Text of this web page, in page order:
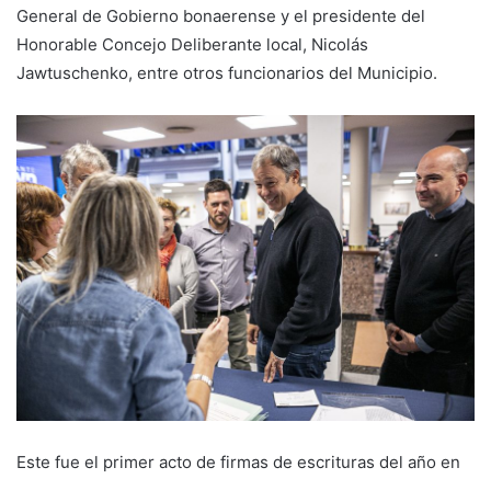
General de Gobierno bonaerense y el presidente del
Honorable Concejo Deliberante local, Nicolás
Jawtuschenko, entre otros funcionarios del Municipio.
Este fue el primer acto de firmas de escrituras del año en